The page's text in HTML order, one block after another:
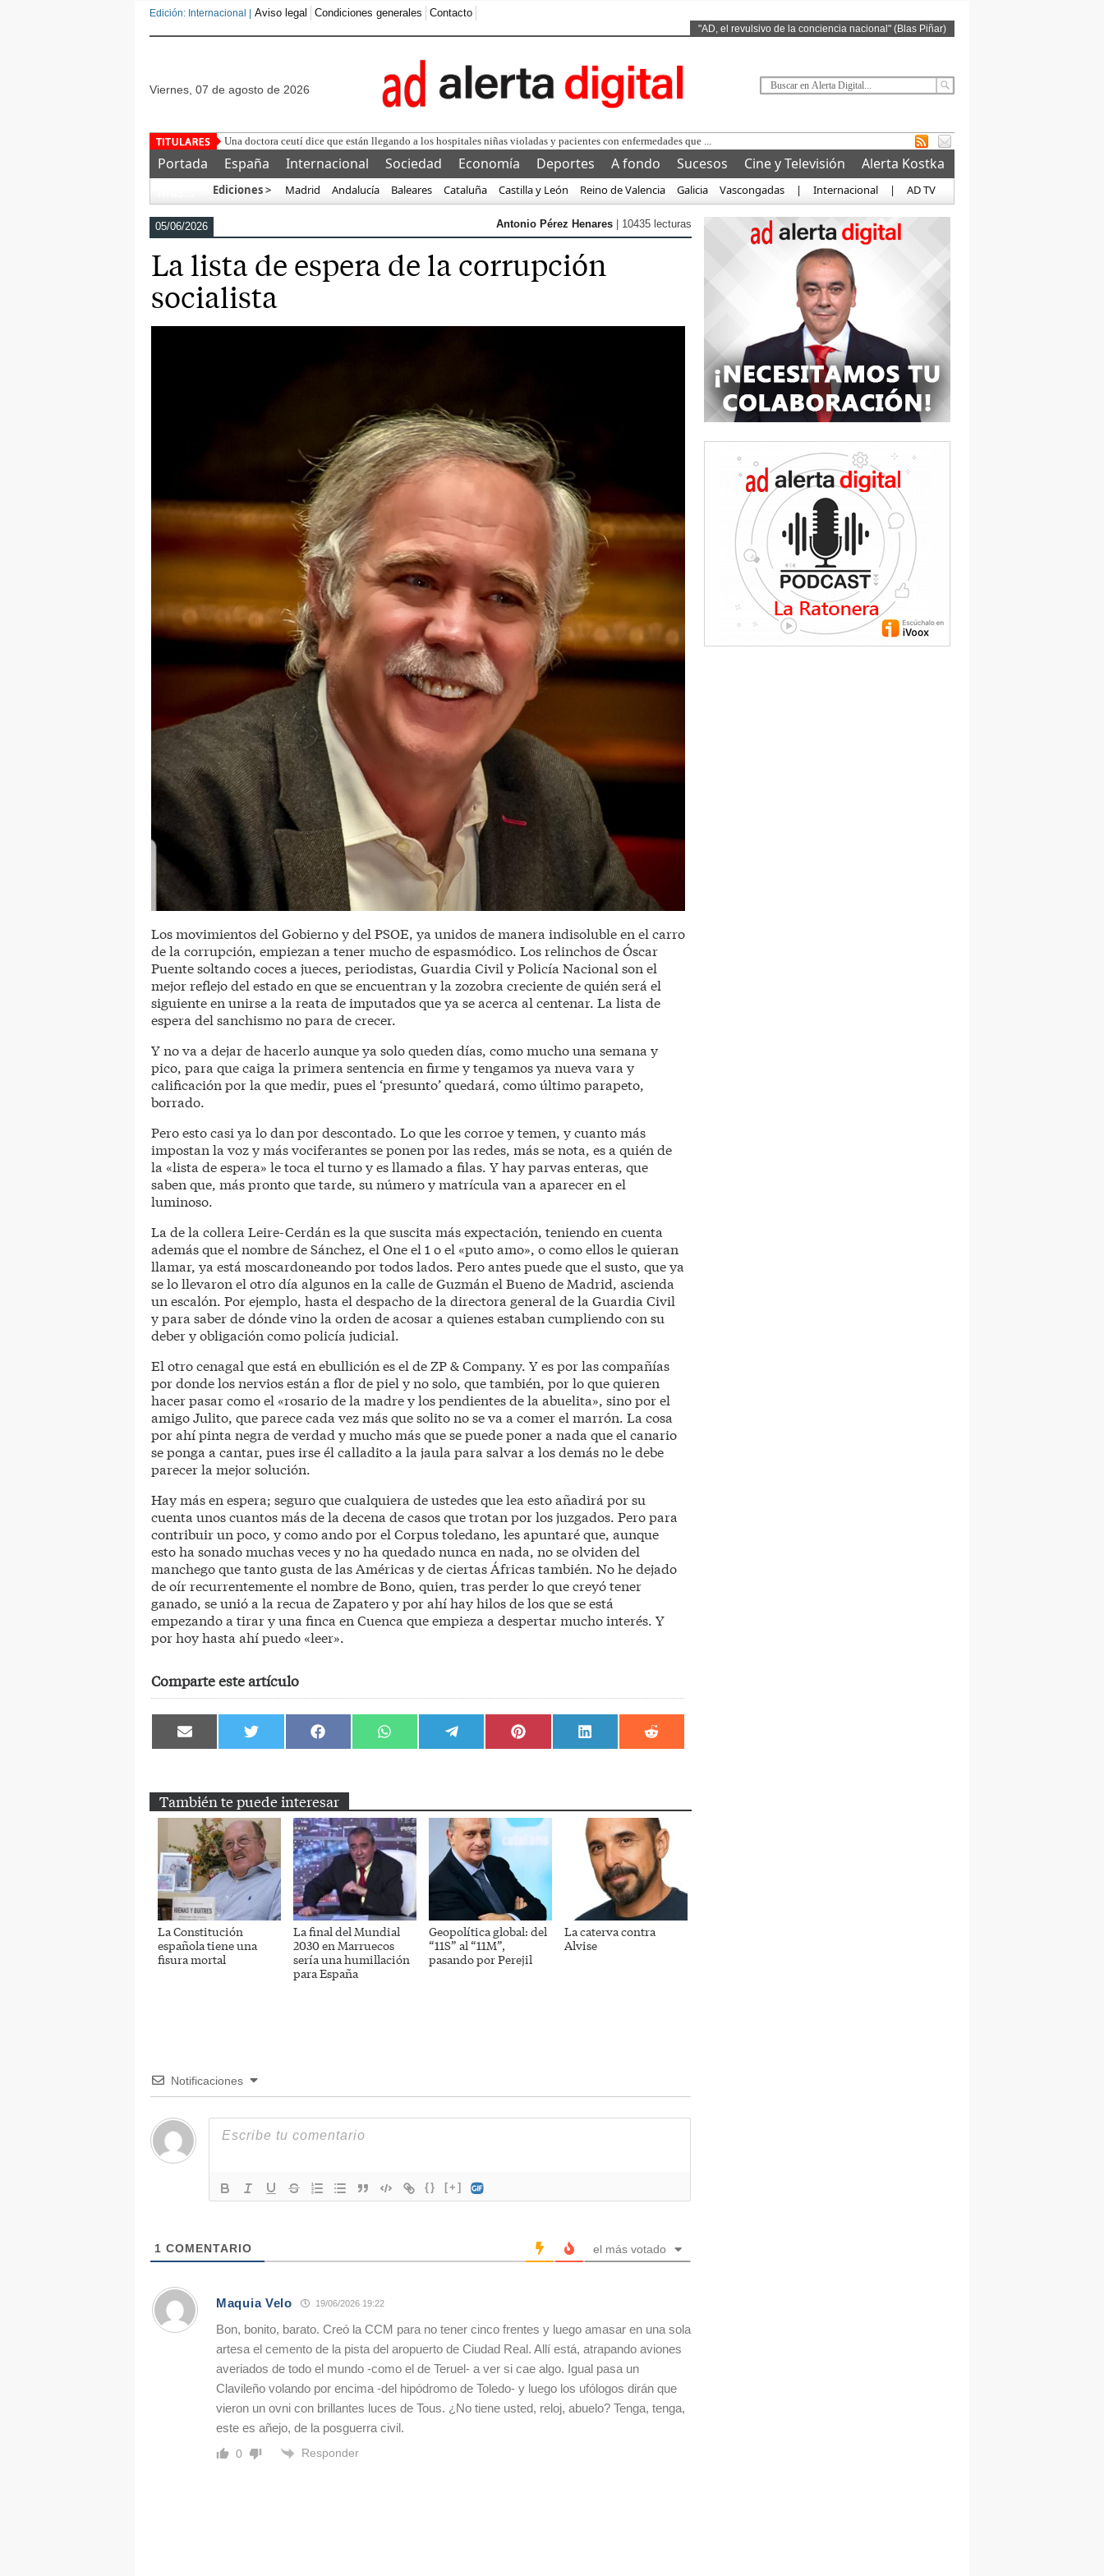
Edición: Internacional | Aviso legal Condiciones generales Contacto
"AD, el revulsivo de la conciencia nacional" (Blas Piñar)
viernes, 07 de agosto de 2026
Tenem
Portada España Internacional Sociedad Economía Deportes A fondo Sucesos Cine y Televisión
Alerta Kostka
Ediciones > Madrid Andalucía Baleares Cataluña Castilla y León Reino de Valencia Galicia Vascongadas | Internacional | AD TV
05/06/2026 Antonio Pérez Henares | 10435 lecturas
La lista de espera de la corrupción
socialista
Los movimientos del Gobierno y del PSOE, ya unidos de manera indisoluble en el carro
de la corrupción, empiezan a tener mucho de espasmódico. Los relinchos de Óscar
Puente soltando coces a jueces, periodistas, Guardia Civil y Policía Nacional son el
mejor reflejo del estado en que se encuentran y la zozobra creciente de quién será el
siguiente en unirse a la reata de imputados que ya se acerca al centenar. La lista de
espera del sanchismo no para de crecer.
Y no va a dejar de hacerlo aunque ya solo queden días, como mucho una semana y
pico, para que caiga la primera sentencia en firme y tengamos ya nueva vara y
calificación por la que medir, pues el ‘presunto’ quedará, como último parapeto,
borrado.
Pero esto casi ya lo dan por descontado. Lo que les corroe y temen, y cuanto más
impostan la voz y más vociferantes se ponen por las redes, más se nota, es a quién de
la «lista de espera» le toca el turno y es llamado a filas. Y hay parvas enteras, que
saben que, más pronto que tarde, su número y matrícula van a aparecer en el
luminoso.
La de la collera Leire-Cerdán es la que suscita más expectación, teniendo en cuenta
además que el nombre de Sánchez, el One el 1 o el «puto amo», o como ellos le quieran
llamar, ya está moscardoneando por todos lados. Pero antes puede que el susto, que ya
se lo llevaron el otro día algunos en la calle de Guzmán el Bueno de Madrid, ascienda
un escalón. Por ejemplo, hasta el despacho de la directora general de la Guardia Civil
y para saber de dónde vino la orden de acosar a quienes estaban cumpliendo con su
deber y obligación como policía judicial.
El otro cenagal que está en ebullición es el de ZP & Company. Y es por las compañías
por donde los nervios están a flor de piel y no solo, que también, por lo que quieren
hacer pasar como el «rosario de la madre y los pendientes de la abuelita», sino por el
amigo Julito, que parece cada vez más que solito no se va a comer el marrón. La cosa
por ahí pinta negra de verdad y mucho más que se puede poner a nada que el canario
se ponga a cantar, pues irse él calladito a la jaula para salvar a los demás no le debe
parecer la mejor solución.
Hay más en espera; seguro que cualquiera de ustedes que lea esto añadirá por su
cuenta unos cuantos más de la decena de casos que trotan por los juzgados. Pero para
contribuir un poco, y como ando por el Corpus toledano, les apuntaré que, aunque
esto ha sonado muchas veces y no ha quedado nunca en nada, no se olviden del
manchego que tanto gusta de las Américas y de ciertas Áfricas también. No he dejado
de oír recurrentemente el nombre de Bono, quien, tras perder lo que creyó tener
ganado, se unió a la recua de Zapatero y por ahí hay hilos de los que se está
empezando a tirar y una finca en Cuenca que empieza a despertar mucho interés. Y
por hoy hasta ahí puedo «leer».
Comparte este artículo
Compartir
en
Compartir
en
Compartir
en
Compartir
en
Compartir
en
Compartir
en
Compartir
en
Compartir
en
También te puede interesar
La Constitución
española tiene una
fisura mortal
La final del Mundial
2030 en Marruecos
sería una humillación
para España
Geopolítica global: del
“11S” al “11M”,
pasando por Perejil
La caterva contra
Alvise
Notificaciones
{} [+]
1 COMENTARIO el más votado
Maquia Velo 19/06/2026 19:22
Bon, bonito, barato. Creó la CCM para no tener cinco frentes y luego amasar en una sola
artesa el cemento de la pista del aropuerto de Ciudad Real. Allí está, atrapando aviones
averiados de todo el mundo -como el de Teruel- a ver si cae algo. Igual pasa un
Clavileño volando por encima -del hipódromo de Toledo- y luego los ufólogos dirán que
vieron un ovni con brillantes luces de Tous. ¿No tiene usted, reloj, abuelo? Tenga, tenga,
este es añejo, de la posguerra civil.
0 Responder